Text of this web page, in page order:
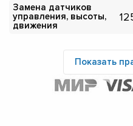
Замена датчиков
управления, высоты,
движения
Показать